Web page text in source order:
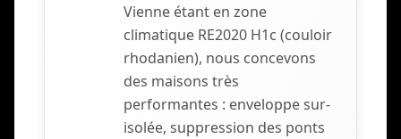
Vienne étant en zone
climatique RE2020 H1c (couloir
rhodanien), nous concevons
des maisons très
performantes : enveloppe sur-
isolée, suppression des ponts